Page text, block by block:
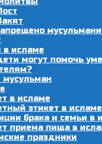
в исламе
могут помочь
в исламе
этикет в исламе
брака и семьи в
приема пища в
праздники